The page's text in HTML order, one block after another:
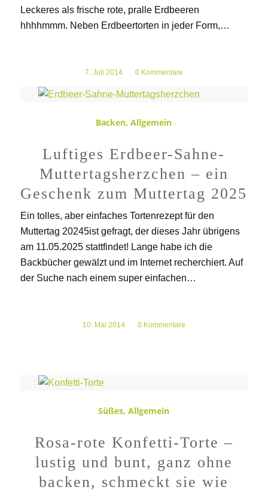
Leckeres als frische rote, pralle Erdbeeren
hhhhmmm. Neben Erdbeertorten in jeder Form,…
7. Juli 2014
/ 0 Kommentare
Backen,Allgemein
Luftiges Erdbeer-Sahne-
Muttertagsherzchen – ein
Geschenk zum Muttertag 2025
Ein tolles, aber einfaches Tortenrezept für den
Muttertag 20245ist gefragt, der dieses Jahr übrigens
am 11.05.2025 stattfindet! Lange habe ich die
Backbücher gewälzt und im Internet recherchiert. Auf
der Suche nach einem super einfachen…
10. Mai 2014 0 Kommentare
Süßes,Allgemein
Rosa-rote Konfetti-Torte –
lustig und bunt, ganz ohne
backen, schmeckt sie wie